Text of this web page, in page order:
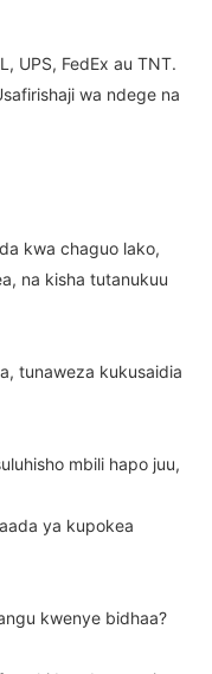
UPS, FedEx au TNT.
wa ndege na
kwa chaguo lako,
na kisha tutanukuu
tunaweza kukusaidia
mbili hapo juu,
ya kupokea
kwenye bidhaa?